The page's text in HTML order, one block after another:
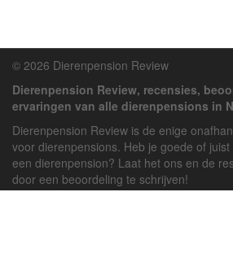
© 2026 Dierenpension Review
Dierenpension Review, recensies,
ervaringen van alle dierenpensions in
Dierenpension Review is de enige
voor dierenpensions. Heb je goede of
een dierenpension? Laat het ons en de
door een beoordeling te schrijven!